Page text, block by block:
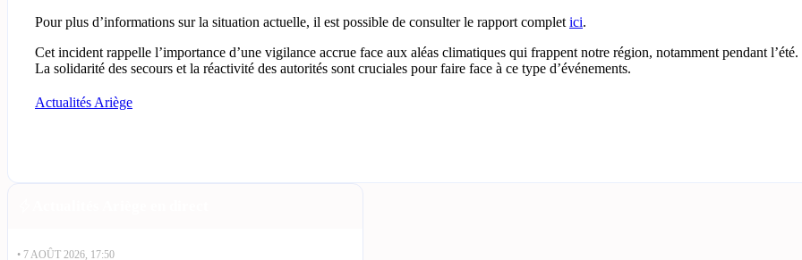
Pour plus d’informations sur la situation actuelle, il est possible de consulter le rapport complet ici.
Cet incident rappelle l’importance d’une vigilance accrue face aux aléas climatiques qui frappent notre région, notamment pendant l’été.
La solidarité des secours et la réactivité des autorités sont cruciales pour faire face à ce type d’événements.
Actualités Ariège
• 7 AOÛT 2026, 17:50